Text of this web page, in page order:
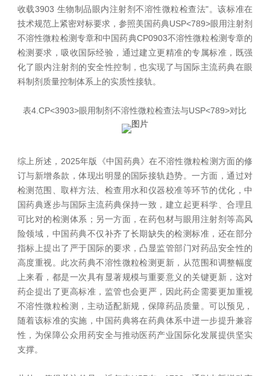
收载3903 生物制品眼内注射剂不溶性微粒检查法"。该标准在
技术规范上紧密对标要求，参照美国药典USP<789>眼用注射剂
不溶性微粒检测专章和中国药典CP0903不溶性微粒检测专章的
检测要求，吸收国际经验，通过建立更精准的专属标准，既强
化了眼内注射剂的安全性控制，也实现了与国际主流药典在眼
科制剂质量控制体系上的实质性接轨。
表4.CP<3903>眼用制剂不溶性微粒检查法与USP<789>对比
综上所述，2025年版《中国药典》在不溶性微粒检测方面的修
订与新增条款，体现出明显的国际接轨趋势。一方面，通过对
检测范围、取样方法、检查用水和仪器校准等环节的优化，中
国药典逐步与国际主流药典保持一致，建立起更科学、合理且
可比对的检测体系；另一方面，在药包材与眼用注射剂等高风
险领域，中国药典不仅补齐了长期缺失的检测标准，还在部分
指标上提出了严于国际的要求，凸显监管部门对药品安全性的
高度重视。此次药典不溶性微粒检测更新，从范围和调整幅度
上来看，都是一次具有显著规模与重要意义的关键更新，这对
药企提出了更高标准，监管也会更严，因此药企需要更加重视
不溶性微粒检测，主动适配新规，保障药品质量。可以预见，
随着该标准的实施，中国药典将在药典体系中进一步提升兼容
性，为保障公众用药安全与推动医药产业国际化发展提供坚实
支撑。